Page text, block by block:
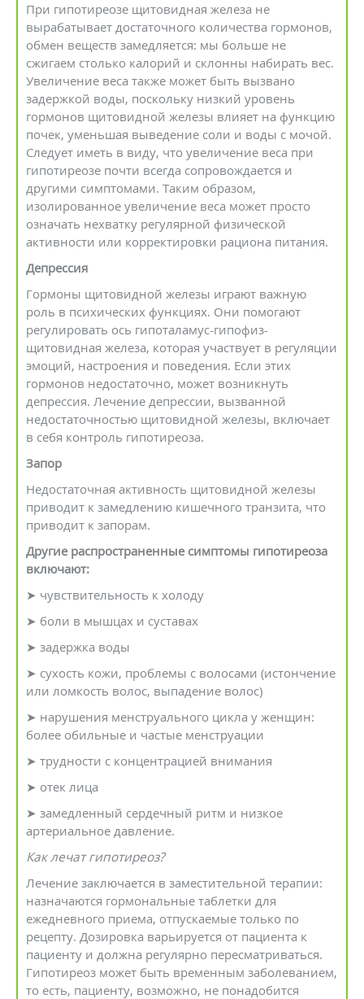
При гипотиреозе щитовидная железа не
вырабатывает достаточного количества гормонов,
обмен веществ замедляется: мы больше не
сжигаем столько калорий и склонны набирать вес.
Увеличение веса также может быть вызвано
задержкой воды, поскольку низкий уровень
гормонов щитовидной железы влияет на функцию
почек, уменьшая выведение соли и воды с мочой.
Следует иметь в виду, что увеличение веса при
гипотиреозе почти всегда сопровождается и
другими симптомами. Таким образом,
изолированное увеличение веса может просто
означать нехватку регулярной физической
активности или корректировки рациона питания.
Депрессия
Гормоны щитовидной железы играют важную
роль в психических функциях. Они помогают
регулировать ось гипоталамус-гипофиз-
щитовидная железа, которая участвует в регуляции
эмоций, настроения и поведения. Если этих
гормонов недостаточно, может возникнуть
депрессия. Лечение депрессии, вызванной
недостаточностью щитовидной железы, включает
в себя контроль гипотиреоза.
Запор
Недостаточная активность щитовидной железы
приводит к замедлению кишечного транзита, что
приводит к запорам.
Другие распространенные симптомы гипотиреоза
включают:
➤ чувствительность к холоду
➤ боли в мышцах и суставах
➤ задержка воды
➤ сухость кожи, проблемы с волосами (истончение
или ломкость волос, выпадение волос)
➤ нарушения менструального цикла у женщин:
более обильные и частые менструации
➤ трудности с концентрацией внимания
➤ отек лица
➤ замедленный сердечный ритм и низкое
артериальное давление.
Как лечат гипотиреоз?
Лечение заключается в заместительной терапии:
назначаются гормональные таблетки для
ежедневного приема, отпускаемые только по
рецепту. Дозировка варьируется от пациента к
пациенту и должна регулярно пересматриваться.
Гипотиреоз может быть временным заболеванием,
то есть, пациенту, возможно, не понадобится